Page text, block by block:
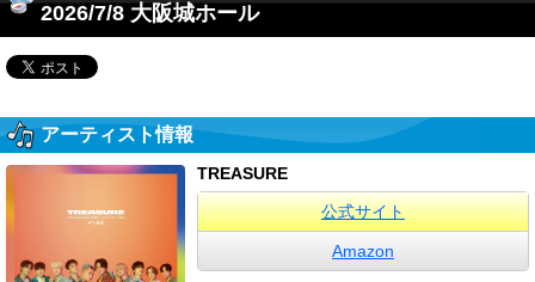
2026/7/8 大阪城ホール
アーティスト情報
TREASURE
公式サイト
Amazon